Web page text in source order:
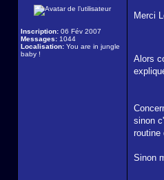
Inscription: 06 Fév 2007
Messages: 1044
Localisation: You are in jungle
baby !
Merci
Alors
sinon
routine
Sinon